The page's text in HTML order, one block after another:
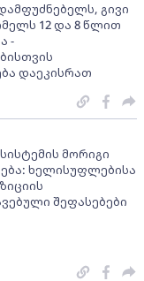
გივი
12 და 8 წლით
-
დაეკისრათ
მორიგი
ხელისუფლებისა
შეფასებები